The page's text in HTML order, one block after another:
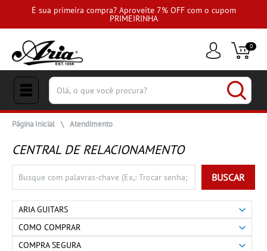
É sua primeira compra? Aproveite 7% OFF com o cupom
PRIMEIRINHA
0
(pesquisar)
Página Inicial \ Atendimento
CENTRAL DE RELACIONAMENTO
BUSCAR
ARIA GUITARS
COMO COMPRAR
COMPRA SEGURA